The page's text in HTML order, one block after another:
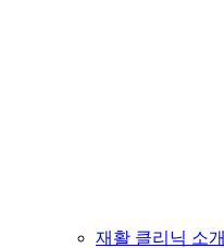
재활 클리닉 소개